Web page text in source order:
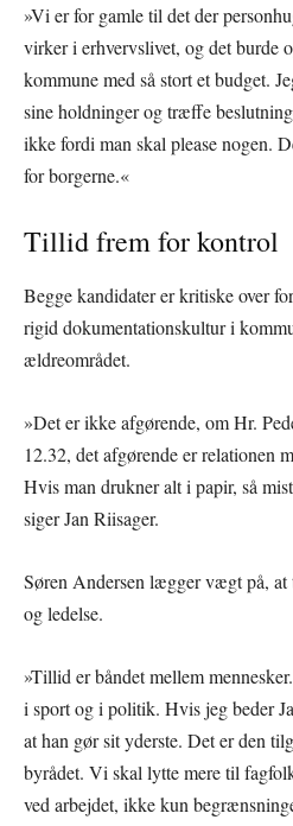
»Vi er for gamle til det der
virker i erhvervslivet, og det burde
kommune med så stort et budget.
sine holdninger og træffe
ikke fordi man skal please nogen.
for borgerne.«
Tillid frem for kontrol
Begge kandidater er kritiske over
rigid dokumentationskultur i
ældreområdet.
»Det er ikke afgørende, om Hr.
12.32, det afgørende er relationen
Hvis man drukner alt i papir, så
siger Jan Riisager.
Søren Andersen lægger vægt på,
og ledelse.
»Tillid er båndet mellem
i sport og i politik. Hvis jeg beder
at han gør sit yderste. Det er den
byrådet. Vi skal lytte mere til
ved arbejdet, ikke kun